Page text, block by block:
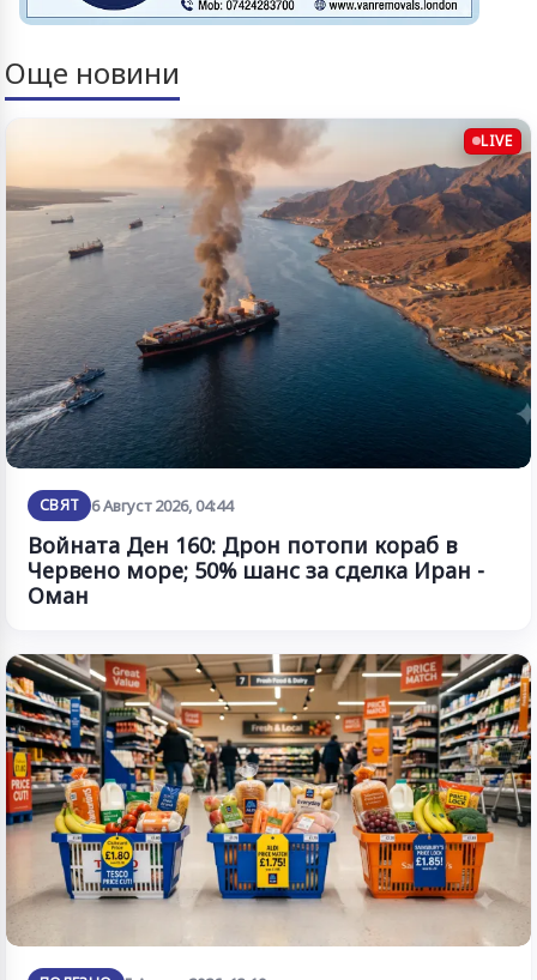
Още новини
LIVE
СВЯТ 6 Август 2026, 04:44
Войната Ден 160: Дрон потопи кораб в
Червено море; 50% шанс за сделка Иран -
Оман